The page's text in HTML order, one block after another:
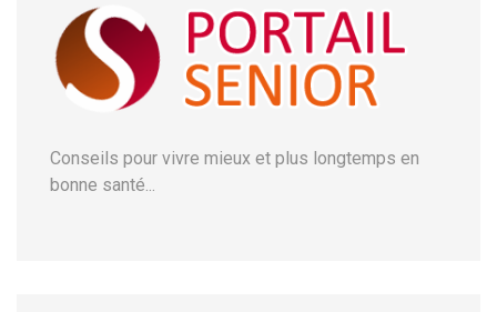
Conseils pour vivre mieux et plus longtemps en
bonne santé...